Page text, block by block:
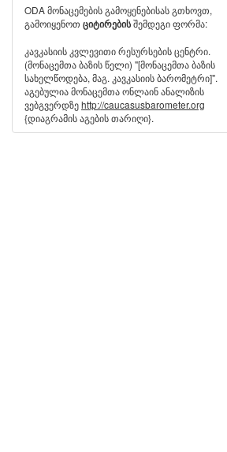
ODA მონაცემების გამოყენებისას გთხოვთ,
გამოიყენოთ ციტირებისშემდეგი ფორმა:
კავკასიის კვლევითი რესურსების ცენტრი.
(მონაცემთა ბაზის წელი) "[მონაცემთა ბაზის
სახელწოდება, მაგ. კავკასიის ბარომეტრი]".
აგებულია მონაცემთა ონლაინ ანალიზის
ვებგვერდზეhttp://caucasusbarometer.org
{დიაგრამის აგების თარიღი}.